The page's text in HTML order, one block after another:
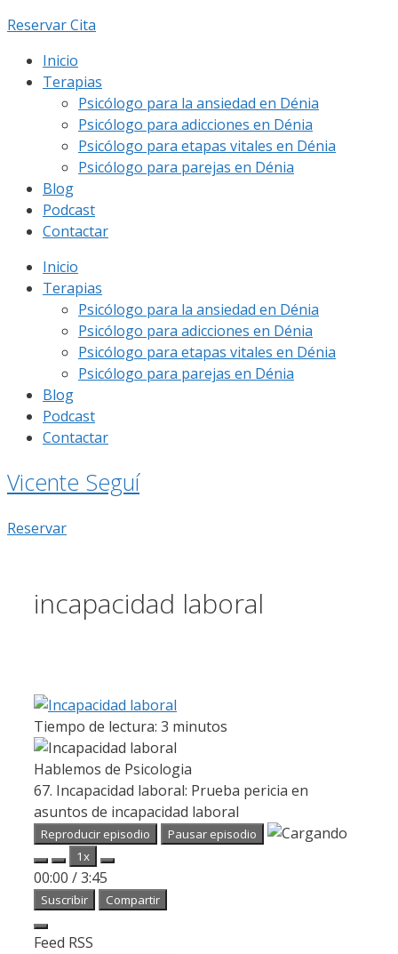
Reservar Cita
Inicio
Terapias
Psicólogo para la ansiedad en Dénia
Psicólogo para adicciones en Dénia
Psicólogo para etapas vitales en Dénia
Psicólogo para parejas en Dénia
Blog
Podcast
Contactar
Inicio
Terapias
Psicólogo para la ansiedad en Dénia
Psicólogo para adicciones en Dénia
Psicólogo para etapas vitales en Dénia
Psicólogo para parejas en Dénia
Blog
Podcast
Contactar
Vicente Seguí
Reservar
incapacidad laboral
Tiempo de lectura: 3 minutos
Hablemos de Psicologia
67. Incapacidad laboral: Prueba pericia en
asuntos de incapacidad laboral
Reproducir episodio
Pausar episodio
1x
00:00 /3:45
Suscribir Compartir
Feed RSS